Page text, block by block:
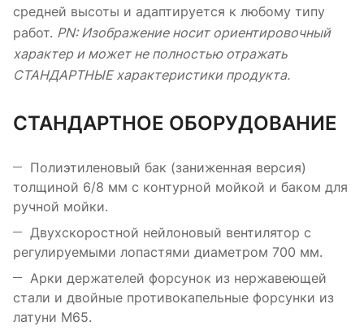
средней высоты и адаптируется к любому типу
работ. PN: Изображение носит ориентировочный
характер и может не полностью отражать
СТАНДАРТНЫЕ характеристики продукта.
СТАНДАРТНОЕ ОБОРУДОВАНИЕ
Полиэтиленовый бак (заниженная версия)
толщиной 6/8 мм с контурной мойкой и баком для
ручной мойки.
Двухскоростной нейлоновый вентилятор с
регулируемыми лопастями диаметром 700 мм.
Арки держателей форсунок из нержавеющей
стали и двойные противокапельные форсунки из
латуни M65.